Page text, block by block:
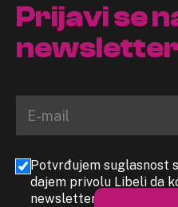
Prijavi se
newsletter
Potvrđujem suglasnost
dajem privolu Libeli da
newslettera